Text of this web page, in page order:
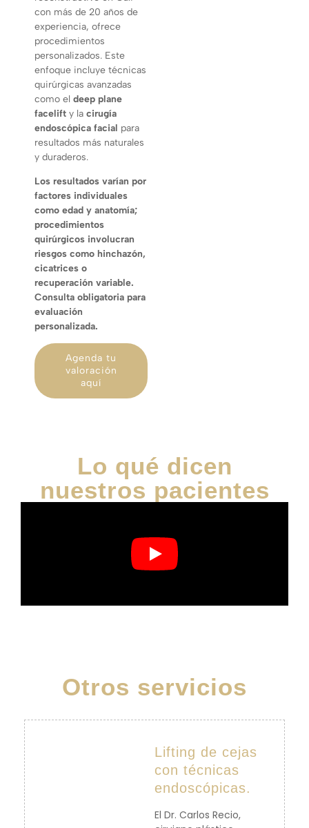
con más de 20 años de
experiencia, ofrece
procedimientos
personalizados. Este
enfoque incluye técnicas
quirúrgicas avanzadas
como el deep plane
facelift y la cirugía
endoscópica facial para
resultados más naturales
y duraderos.
Los resultados varían por
factores individuales
como edad y anatomía;
procedimientos
quirúrgicos involucran
riesgos como hinchazón,
cicatrices o
recuperación variable.
Consulta obligatoria para
evaluación
personalizada.
Agenda tu
valoración
aquí
Lo qué dicen
nuestros pacientes
Otros servicios
Lifting de cejas
con técnicas
endoscópicas.
El Dr. Carlos Recio,